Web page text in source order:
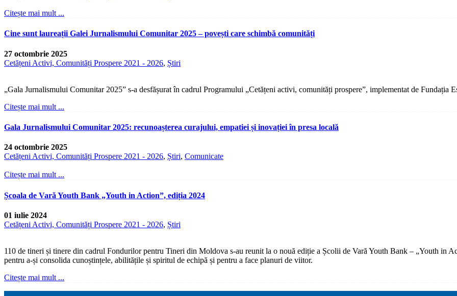
Citește mai mult ...
Cine sunt laureații Galei Jurnalismului Comunitar 2025 – povești care schimbă comunități
27 octombrie 2025
Cetățeni Activi, Comunități Prospere 2021 - 2026, Știri
„Gala Jurnalismului Comunitar 2025” s-a desfășurat în cadrul Programului „Cetățeni activi, comunități prospere”, implementat de Fundația
Citește mai mult ...
Gala Jurnalismului Comunitar 2025: recunoașterea curajului, empatiei și inovației în presa locală
24 octombrie 2025
Cetățeni Activi, Comunități Prospere 2021 - 2026, Știri, Comunicate
Citește mai mult ...
Școala de Vară Youth Bank „Youth in Action”, ediția 2024
01 iulie 2024
Cetățeni Activi, Comunități Prospere 2021 - 2026, Știri
110 de tineri și tinere din cadrul Fondurilor pentru Tineri din Moldova s-au reunit la o nouă ediție a Școlii de Vară Youth Bank – „Youth in
pentru a-și consolida cunoștințele, abilitățile și spiritul de echipă și pentru a face planuri de viitor.
Citește mai mult ...